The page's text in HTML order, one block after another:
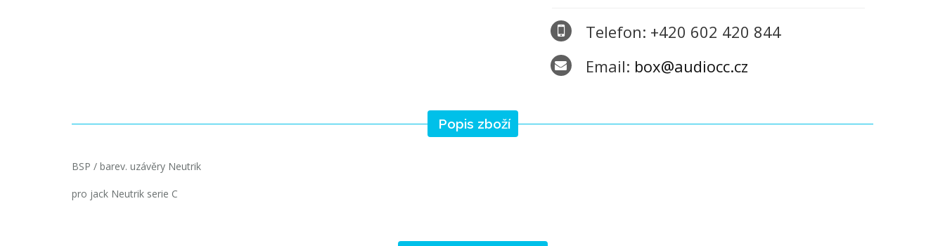
Telefon: +420 602 420 844
Email: box@audiocc.cz
Popis zboží
BSP / barev. uzávěry Neutrik
pro jack Neutrik serie C